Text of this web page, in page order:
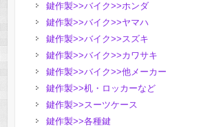
鍵作製>>バイク>>ホンダ
鍵作製>>バイク>>ヤマハ
鍵作製>>バイク>>スズキ
鍵作製>>バイク>>カワサキ
鍵作製>>バイク>>他メーカー
鍵作製>>机・ロッカーなど
鍵作製>>スーツケース
鍵作製>>各種鍵